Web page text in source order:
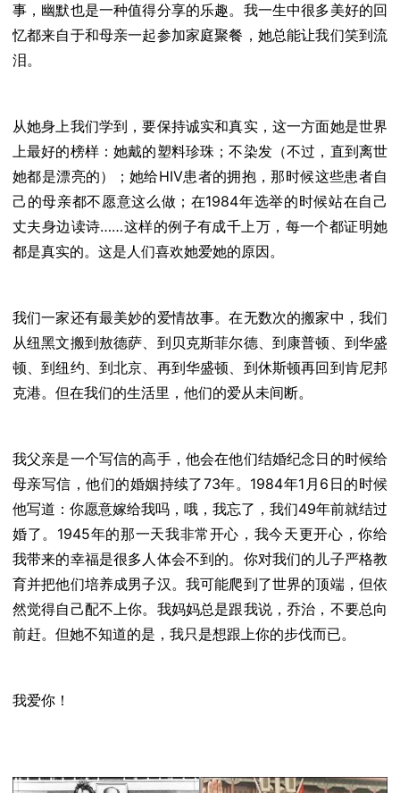
事，幽默也是一种值得分享的乐趣。我一生中很多美好的回
忆都来自于和母亲一起参加家庭聚餐，她总能让我们笑到流
泪。
从她身上我们学到，要保持诚实和真实，这一方面她是世界
上最好的榜样：她戴的塑料珍珠；不染发（不过，直到离世
她都是漂亮的）；她给HIV患者的拥抱，那时候这些患者自
己的母亲都不愿意这么做；在1984年选举的时候站在自己
丈夫身边读诗……这样的例子有成千上万，每一个都证明她
都是真实的。这是人们喜欢她爱她的原因。
我们一家还有最美妙的爱情故事。在无数次的搬家中，我们
从纽黑文搬到敖德萨、到贝克斯菲尔德、到康普顿、到华盛
顿、到纽约、到北京、再到华盛顿、到休斯顿再回到肯尼邦
克港。但在我们的生活里，他们的爱从未间断。
我父亲是一个写信的高手，他会在他们结婚纪念日的时候给
母亲写信，他们的婚姻持续了73年。1984年1月6日的时候
他写道：你愿意嫁给我吗，哦，我忘了，我们49年前就结过
婚了。1945年的那一天我非常开心，我今天更开心，你给
我带来的幸福是很多人体会不到的。你对我们的儿子严格教
育并把他们培养成男子汉。我可能爬到了世界的顶端，但依
然觉得自己配不上你。我妈妈总是跟我说，乔治，不要总向
前赶。但她不知道的是，我只是想跟上你的步伐而已。
我爱你！